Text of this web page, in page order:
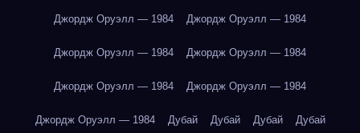
Джордж Оруэлл — 1984 Джордж Оруэлл — 1984
Джордж Оруэлл — 1984 Джордж Оруэлл — 1984
Джордж Оруэлл — 1984 Джордж Оруэлл — 1984
Джордж Оруэлл — 1984 Дубай Дубай Дубай Дубай